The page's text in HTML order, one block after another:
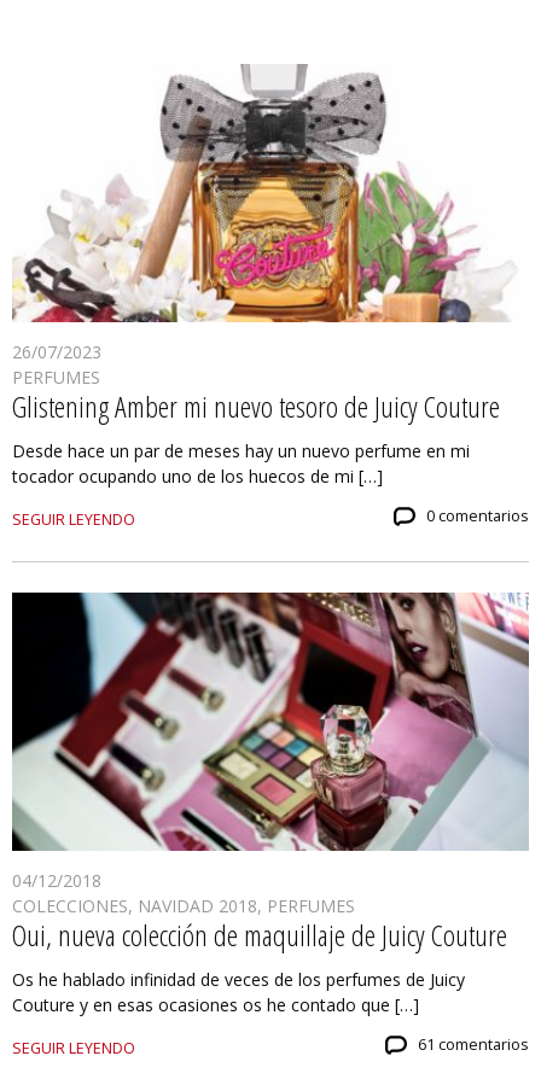
26/07/2023
PERFUMES
Glistening Amber mi nuevo tesoro de Juicy Couture
Desde hace un par de meses hay un nuevo perfume en mi
tocador ocupando uno de los huecos de mi […]
SEGUIR LEYENDO 0 comentarios
04/12/2018
COLECCIONES, NAVIDAD 2018, PERFUMES
Oui, nueva colección de maquillaje de Juicy Couture
Os he hablado infinidad de veces de los perfumes de Juicy
Couture y en esas ocasiones os he contado que […]
SEGUIR LEYENDO 61 comentarios